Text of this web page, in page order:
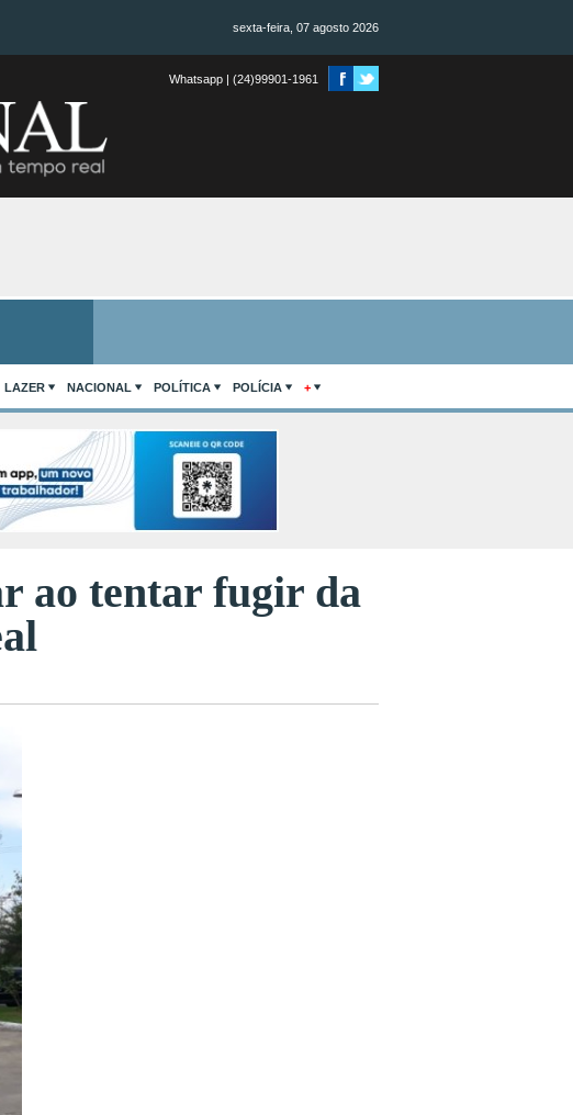
sexta-feira, 07 agosto 2026
Whatsapp | (24)99901-1961
LAZER NACIONAL POLÍTICA POLÍCIA +
ao tentar fugir da